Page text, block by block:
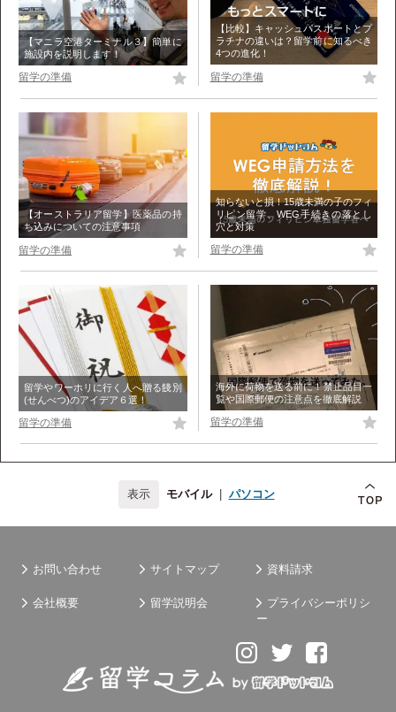
【マニラ空港ターミナル３】簡単に
施設内を説明します！
留学の準備
【比較】キャッシュパスポートとプ
ラチナの違いは？留学前に知るべき
4つの進化！
留学の準備
【オーストラリア留学】医薬品の持
ち込みについての注意事項
留学の準備
知らないと損！15歳未満の子のフィ
リピン留学、WEG手続きの落とし
穴と対策
留学の準備
留学やワーホリに行く人へ贈る餞別
(せんべつ)のアイデア６選！
留学の準備
海外に荷物を送る前に！禁止品目一
覧や国際郵便の注意点を徹底解説
留学の準備
モバイル パソコン
お問い合わせ サイトマップ 資料請求
会社概要 留学説明会
プライバシーポリシ
ー